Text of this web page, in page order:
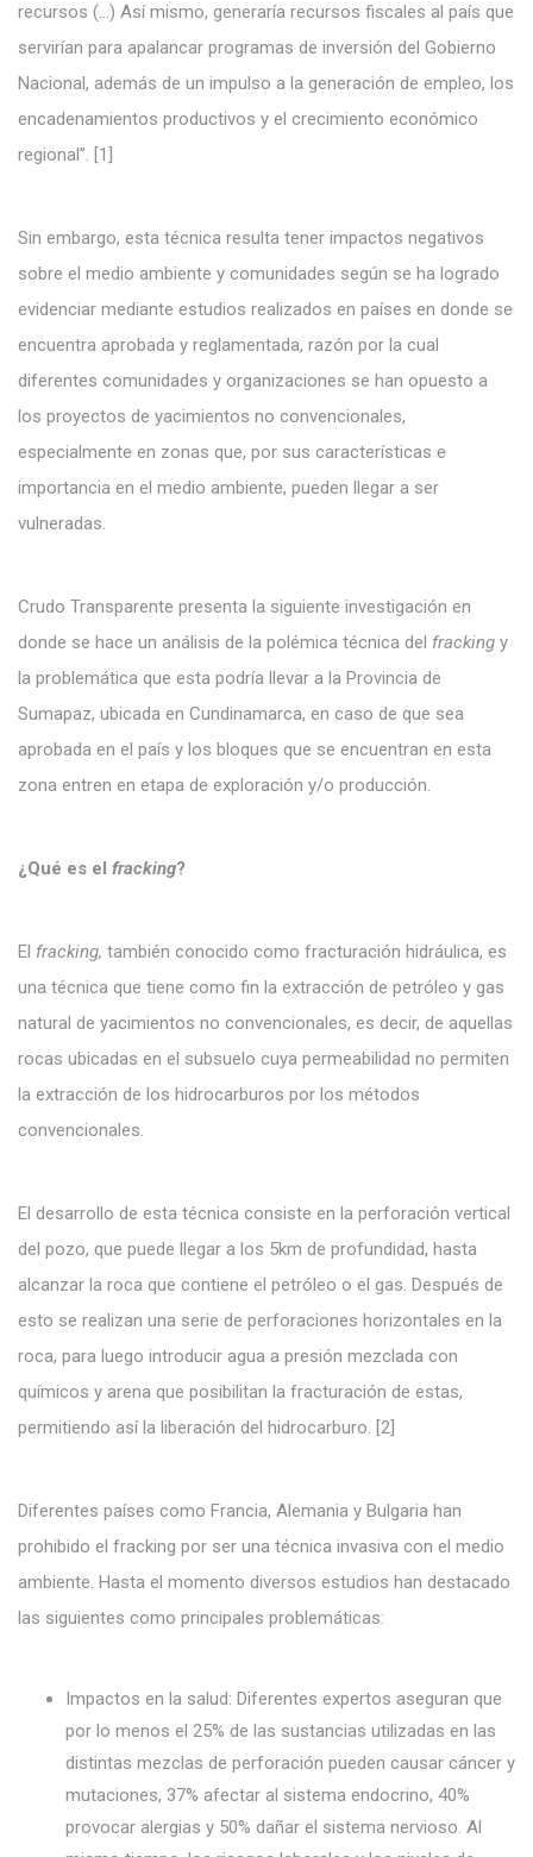
recursos (…) Así mismo, generaría recursos fiscales al país que
servirían para apalancar programas de inversión del Gobierno
Nacional, además de un impulso a la generación de empleo, los
encadenamientos productivos y el crecimiento económico
regional”. [1]
Sin embargo, esta técnica resulta tener impactos negativos
sobre el medio ambiente y comunidades según se ha logrado
evidenciar mediante estudios realizados en países en donde se
encuentra aprobada y reglamentada, razón por la cual
diferentes comunidades y organizaciones se han opuesto a
los proyectos de yacimientos no convencionales,
especialmente en zonas que, por sus características e
importancia en el medio ambiente, pueden llegar a ser
vulneradas.
Crudo Transparente presenta la siguiente investigación en
donde se hace un análisis de la polémica técnica del fracking y
la problemática que esta podría llevar a la Provincia de
Sumapaz, ubicada en Cundinamarca, en caso de que sea
aprobada en el país y los bloques que se encuentran en esta
zona entren en etapa de exploración y/o producción.
¿Qué es el fracking?
El fracking, también conocido como fracturación hidráulica, es
una técnica que tiene como fin la extracción de petróleo y gas
natural de yacimientos no convencionales, es decir, de aquellas
rocas ubicadas en el subsuelo cuya permeabilidad no permiten
la extracción de los hidrocarburos por los métodos
convencionales.
El desarrollo de esta técnica consiste en la perforación vertical
del pozo, que puede llegar a los 5km de profundidad, hasta
alcanzar la roca que contiene el petróleo o el gas. Después de
esto se realizan una serie de perforaciones horizontales en la
roca, para luego introducir agua a presión mezclada con
químicos y arena que posibilitan la fracturación de estas,
permitiendo así la liberación del hidrocarburo. [2]
Diferentes países como Francia, Alemania y Bulgaria han
prohibido el fracking por ser una técnica invasiva con el medio
ambiente. Hasta el momento diversos estudios han destacado
las siguientes como principales problemáticas:
Impactos en la salud: Diferentes expertos aseguran que
por lo menos el 25% de las sustancias utilizadas en las
distintas mezclas de perforación pueden causar cáncer y
mutaciones, 37% afectar al sistema endocrino, 40%
provocar alergias y 50% dañar el sistema nervioso. Al